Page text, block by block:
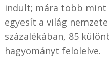
indult; mára több
egyesít a világ
százalékában, 85
hagyományt felölelve.